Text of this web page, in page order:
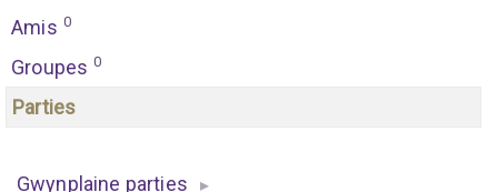
Amis 0
Groupes 0
Parties
Gwynplaine parties ▸